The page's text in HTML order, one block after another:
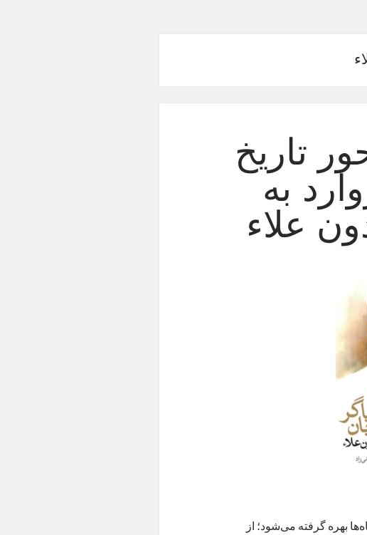
تاریخ
به
علاء
بهره گرفته می‌شود؛ از